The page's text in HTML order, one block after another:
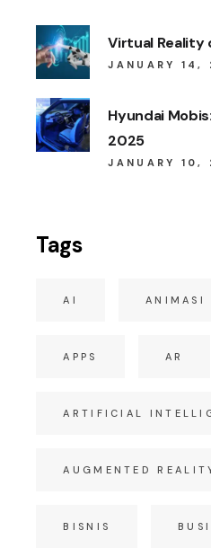
Virtual Reality
JANUARY 14,
Hyundai
2025
JANUARY 10,
Tags
AI ANIMASI
APPS AR
ARTIFICIAL
AUGMENTED
BISNIS